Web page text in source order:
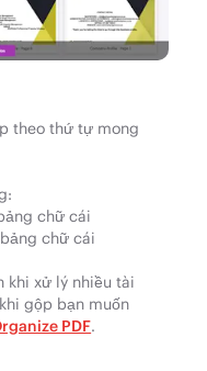
theo thứ tự mong
chữ cái
chữ cái
khi xử lý nhiều tài
gộp bạn muốn
PDF.